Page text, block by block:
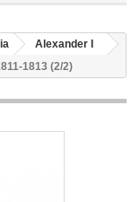
Alexander I
1813 (2/2)